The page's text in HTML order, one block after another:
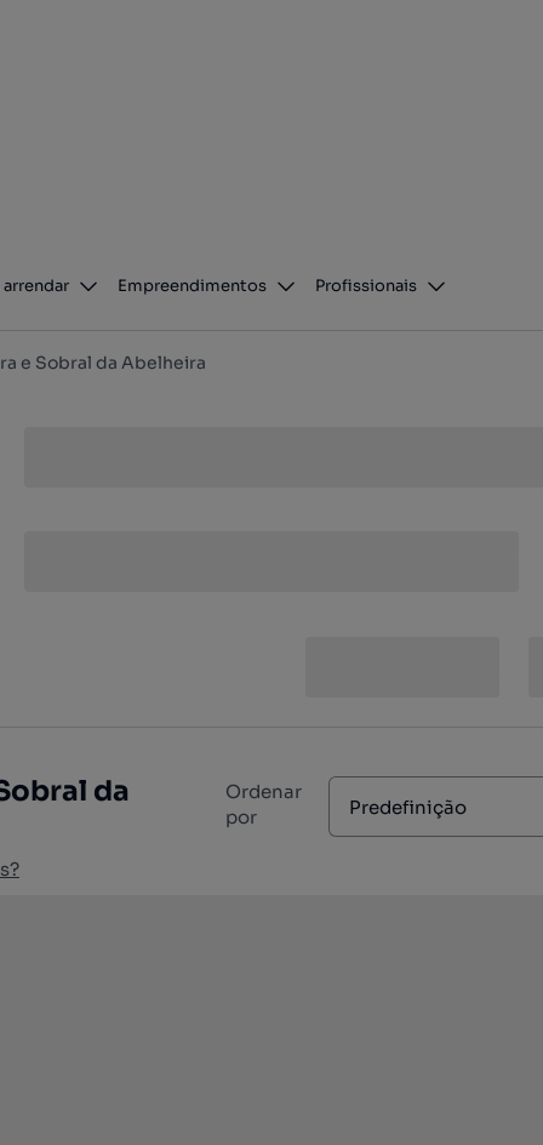
arrendar Empreendimentos Profissionais
e Sobral da Abelheira
da
Ordenar
por
Predefinição